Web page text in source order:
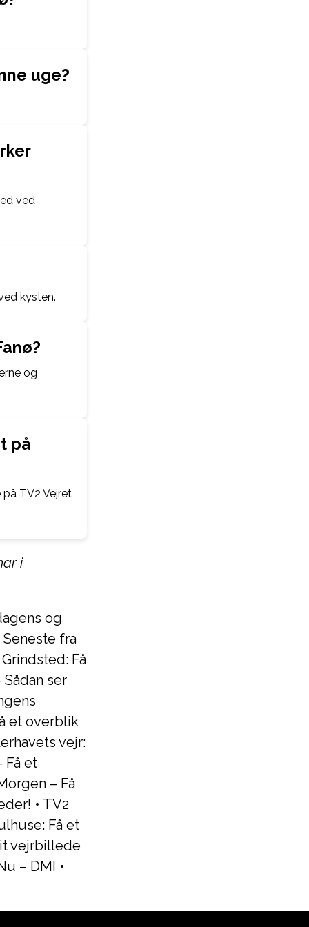
uge?
ved
kysten.
og
på
TV2 Vejret
i
og
fra
Få
ser
et overblik
vejr:
Få et
– Få
• TV2
Få et
vejrbillede
– DMI •